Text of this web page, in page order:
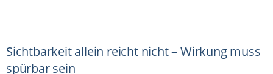
Sichtbarkeit allein reicht nicht – Wirkung muss
spürbar sein